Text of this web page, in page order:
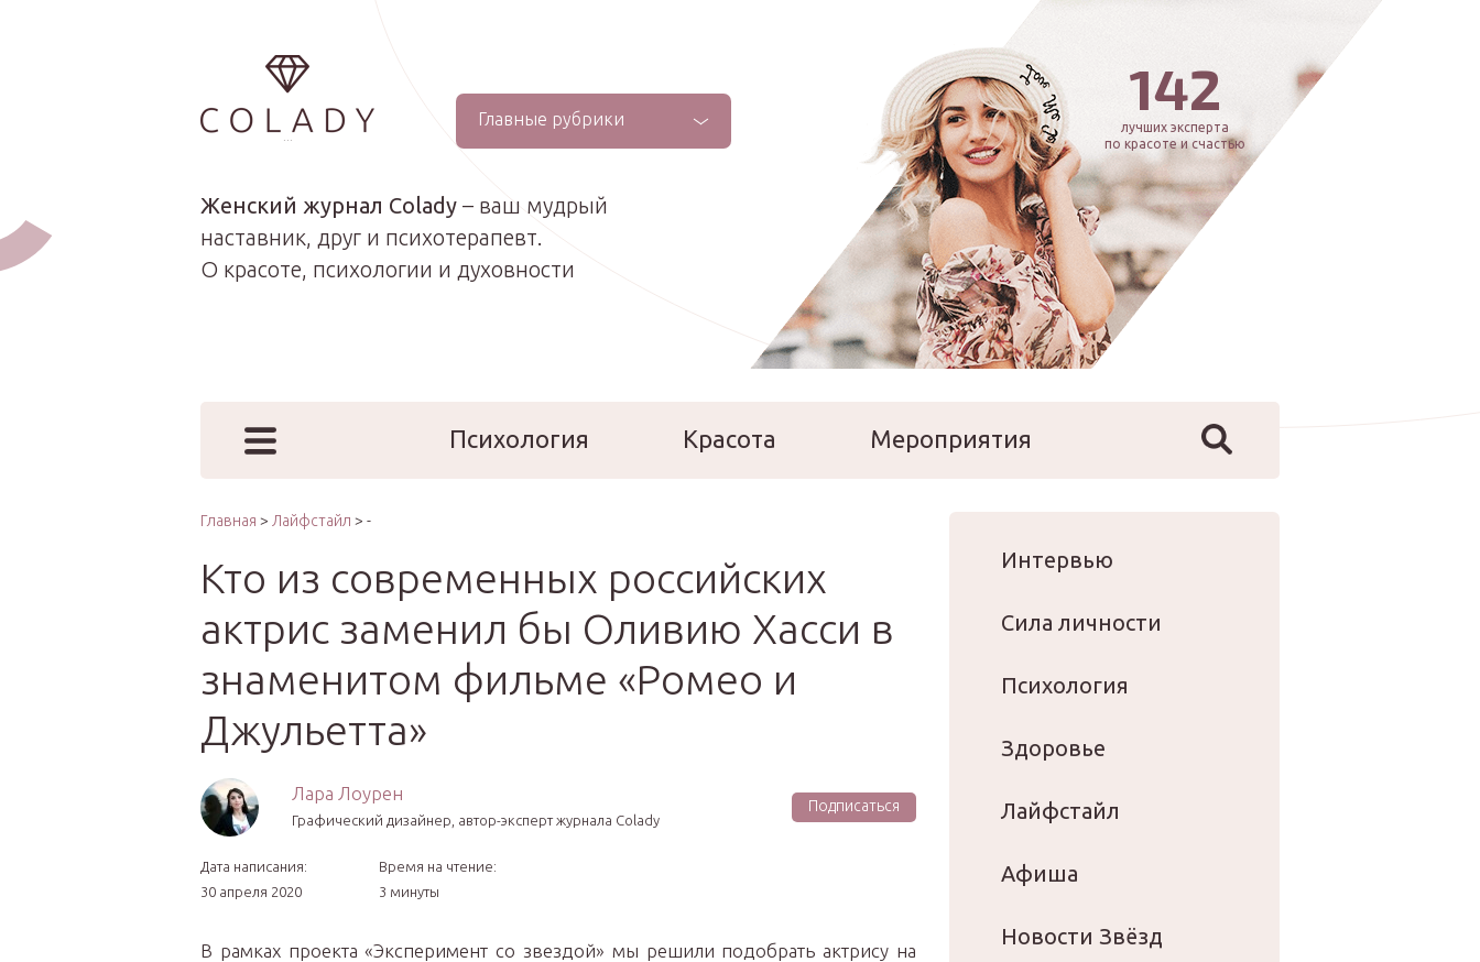
...
Главные рубрики
Женский журнал Colady – ваш мудрый
наставник, друг и психотерапевт.
О красоте, психологии и духовности
142
лучших эксперта
по красоте и счастью
Психология Красота
Мероприятия
Главная > Лайфстайл > -
Кто из современных российских
актрис заменил бы Оливию Хасси в
знаменитом фильме «Ромео и
Джульетта»
Лара Лоурен
Графический дизайнер, автор-эксперт журнала Colady
Подписаться
Дата написания:
30 апреля 2020
Время на чтение:
3 минуты
В рамках проекта «Эксперимент со звездой» мы решили подобрать актрису на
Интервью
Сила личности
Психология
Здоровье
Лайфстайл
Афиша
Новости Звёзд